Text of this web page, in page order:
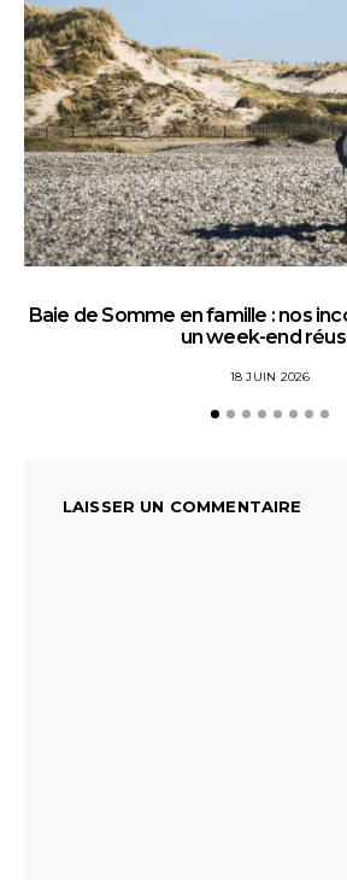
Baie de Somme en famille : nos
un week-end
18 JUIN 2026
LAISSER UN COMMENTAIRE